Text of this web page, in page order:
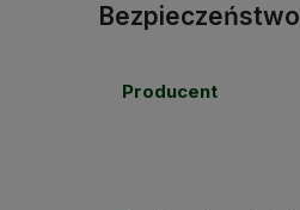
Bezpieczeństwo
Producent